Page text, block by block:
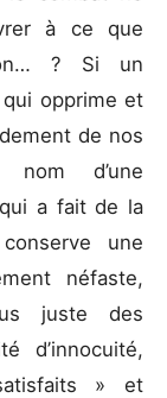
à ce que
? Si un
opprime et
de nos
nom d’une
a fait de la
une
néfaste,
juste des
d’innocuité,
» et